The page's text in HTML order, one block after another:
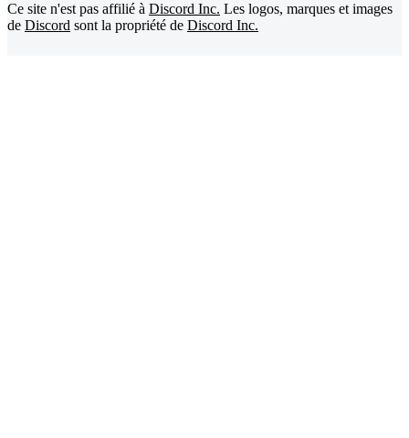
Ce site n'est pas affilié à Discord Inc. Les logos, marques et images
de Discord sont la propriété de Discord Inc.